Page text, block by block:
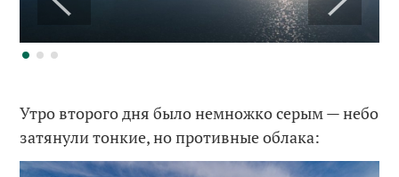
Утро второго дня было немножко серым — небо
затянули тонкие, но противные облака: